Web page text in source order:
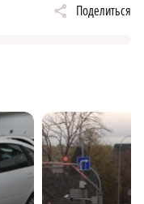
Поделиться